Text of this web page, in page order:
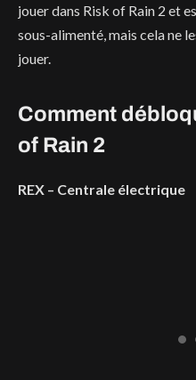
jouer dans Risk of Rain 2 et
sous-alimenté, mais cela ne
jouer.
Comment
of Rain 2
REX – Centrale électrique